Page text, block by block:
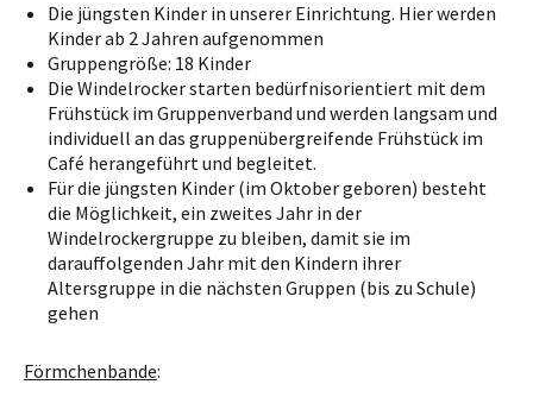
Die jüngsten Kinder in unserer Einrichtung. Hier werden
Kinder ab 2 Jahren aufgenommen
Gruppengröße: 18 Kinder
Die Windelrocker starten bedürfnisorientiert mit dem
Frühstück im Gruppenverband und werden langsam und
individuell an das gruppenübergreifende Frühstück im
Café herangeführt und begleitet.
Für die jüngsten Kinder (im Oktober geboren) besteht
die Möglichkeit, ein zweites Jahr in der
Windelrockergruppe zu bleiben, damit sie im
darauffolgenden Jahr mit den Kindern ihrer
Altersgruppe in die nächsten Gruppen (bis zu Schule)
gehen
Förmchenbande: